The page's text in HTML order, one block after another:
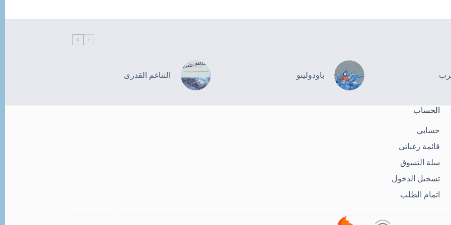
باودولينو التناغم القدرى
الحساب
حسابي
قائمة رغباتي
سلة التسوق
تسجيل الدخول
اتمام الطلب